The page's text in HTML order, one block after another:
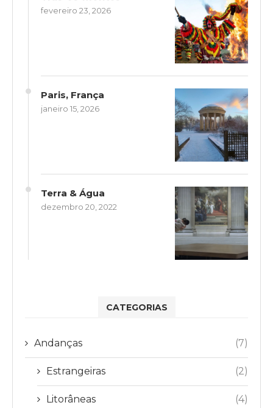
fevereiro 23, 2026
Paris, França
janeiro 15, 2026
Terra & Água
dezembro 20, 2022
CATEGORIAS
Andanças (7)
Estrangeiras (2)
Litorâneas (4)